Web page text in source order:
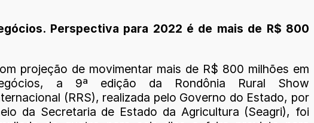
Perspectiva para 2022 é de mais de R$ 800
projeção de movimentar mais de R$ 800 milhões em
a 9ª edição da Rondônia Rural Show
(RRS), realizada pelo Governo do Estado, por
da Secretaria de Estado da Agricultura (Seagri), foi